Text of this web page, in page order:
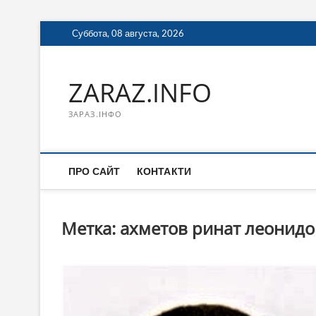
Перейти
к
Суббота, 08 августа, 2026
ZARAZ.INFO
ЗАРАЗ.ІНФО
ПРО САЙТ КОНТАКТИ
Метка: ахметов ринат